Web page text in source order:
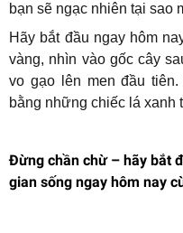
bạn sẽ ngạc nhiên tại sao
Hãy bắt đầu ngay hôm
vàng, nhìn vào gốc cây
vo gạo lên men đầu
bằng những chiếc lá xanh
Đừng chần chừ – hãy bắt
gian sống ngay hôm nay